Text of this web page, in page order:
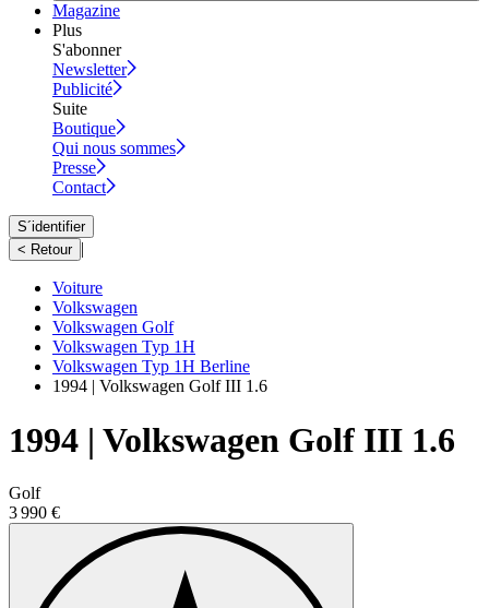
Magazine
Plus
S'abonner
Newsletter
Publicité
Suite
Boutique
Qui nous sommes
Presse
Contact
S´identifier
< Retour |
Voiture
Volkswagen
Volkswagen Golf
Volkswagen Typ 1H
Volkswagen Typ 1H Berline
1994 | Volkswagen Golf III 1.6
1994 | Volkswagen Golf III 1.6
Golf
3 990 €